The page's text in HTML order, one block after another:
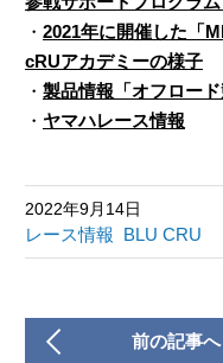
・ 2021年に開催した「
cRUアカデミーの様子
・ 製品情報「オフロード
・ ヤマハレース情報
2022年9月14日
レース情報 BLU CRU
前の記事へ